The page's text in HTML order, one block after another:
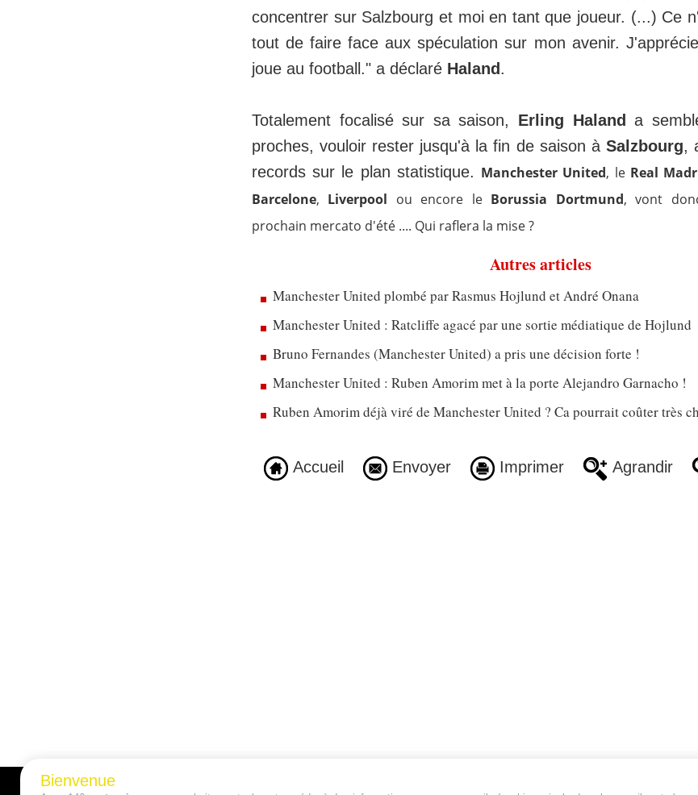
concentrer sur Salzbourg et moi en tant que joueur. (...) Ce
tout de faire face aux spéculation sur mon avenir.
joue au football." a déclaré Haland .
Totalement focalisé sur sa saison, Erling Haland
a
proches, vouloir rester jusqu'à la fin de saison à Salzbourg,
records sur le plan statistique. Manchester United, le Real
Barcelone, Liverpool ou encore le Borussia Dortmund, vont
prochain mercato d'été .... Qui raflera la mise ?
Autres articles
Manchester United plombé par Rasmus Hojlund et André Onana
Manchester United : Ratcliffe agacé par une sortie médiatique de Hojlund
Bruno Fernandes (Manchester United) a pris une décision forte !
Manchester United : Ruben Amorim met à la porte Alejandro Garnacho !
Ruben Amorim déjà viré de Manchester United ? Ca pourrait coûter très
Accueil Envoyer Imprimer Agrandir
Bienvenue